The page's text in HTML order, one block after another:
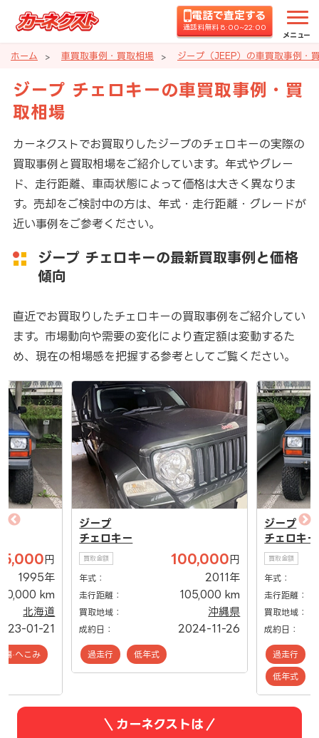
電話で査定する
通話料無料 8:00~22:00
メニュー
ホーム 車買取事例・買取相場 ジープ（JEEP）の車買取事例・
ジープ チェロキーの車買取事例・買
取相場
カーネクストでお買取りしたジープのチェロキーの実際の
買取事例と買取相場をご紹介しています。年式やグレー
ド、走行距離、車両状態によって価格は大きく異なりま
す。売却をご検討中の方は、年式・走行距離・グレードが
近い事例をご参考ください。
ジープ チェロキーの最新買取事例と価格
傾向
直近でお買取りしたチェロキーの買取事例をご紹介してい
ます。市場動向や需要の変化により査定額は変動するた
め、現在の相場感を把握する参考としてご覧ください。
円
1995年
km
北海道
01-21
傷·へこみ
ジープ
チェロキー
買取金額 100,000 円
年式： 2011年
走行距離： 105,000 km
買取地域： 沖縄県
成約日： 2024-11-26
過走行 低年式
ジープ
チェロキー
買取金額
年式：
走行距離：
買取地域：
成約日：
過走行
低年式
カーネクストは